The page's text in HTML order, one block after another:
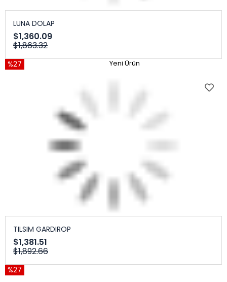
LUNA DOLAP
$1,360.09
$1,863.32
%27 Yeni Ürün
TILSIM GARDIROP
$1,381.51
$1,892.66
%27